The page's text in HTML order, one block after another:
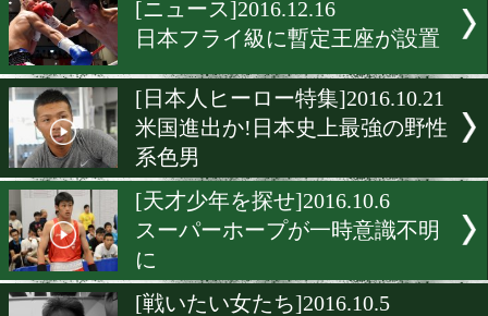
世界一のスピードを動画で
[インタビュー]2017.1.12
15連続KO日本記録挑戦に
対戦
[インタビュー]2016.12.19
女性が語るボクシングの魅
は?